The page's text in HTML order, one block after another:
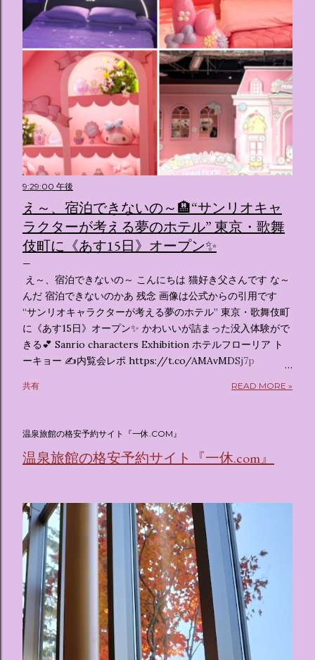
9:29:00 午後
え～、宿泊できないの～🏨“サンリオキャ
ラクターが考える夢のホテル” 東京・歌舞
伎町に《あす15日》オープン✨️
え～、宿泊できないの～ こんにちは 猫好き父さんです な～
んだ 宿泊できないのかあ 残念 画像は公式からの引用です
“サンリオキャラクターが考える夢のホテル” 東京・歌舞伎町
に《あす15日》オープン✨️ かわいいが詰まった没入体験がで
きる💕 Sanrio characters Exhibition ホテルフローリア ト
ーキョー ✍️内覧会レポ https://t.co/AMAvMDSj7p
pic.twitter.com/sKx7uXeXHW — オリコンニュース
(@oricon) July 14, 2026 ホテルフローリア トーキョー
はなく、2026年7月15日から東京・新宿でスタートする サン
リオキャラクターズの体験型・没入型展示イベント の名称で
陸となります。 まるで本当にラグジュアリーホテルにチェッ
クインしてルームツアーを楽しむような、特別な空間が演出
されています。その魅力をいくつかのかたまりに分けてご紹
介します。 🔑 1. コンセプトは「サンリオキャラが考える夢
のホテル」 デジタルメディア技術で世界的に知られるクリエ
イティブプロダクション「d'strict」が手掛けており、五感を
刺激する美しいデジタルアートとストーリー性の高い全11の
テーマブースで構成されています。 チェックインからスター
ト ：ピンクを基調とした華やかなエントランスロビーでルー
ムキーを受け取り、まるでホテルに滞在するかのような没入
共有 READ MORE »
温泉旅館の格安予約サイト『一休.COM』
温泉旅館の格安予約サイト『一休.com』